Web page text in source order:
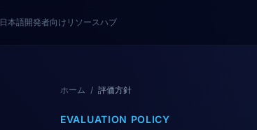
日本語開発者向けリソースハブ
ホーム / 評価方針
EVALUATION POLICY